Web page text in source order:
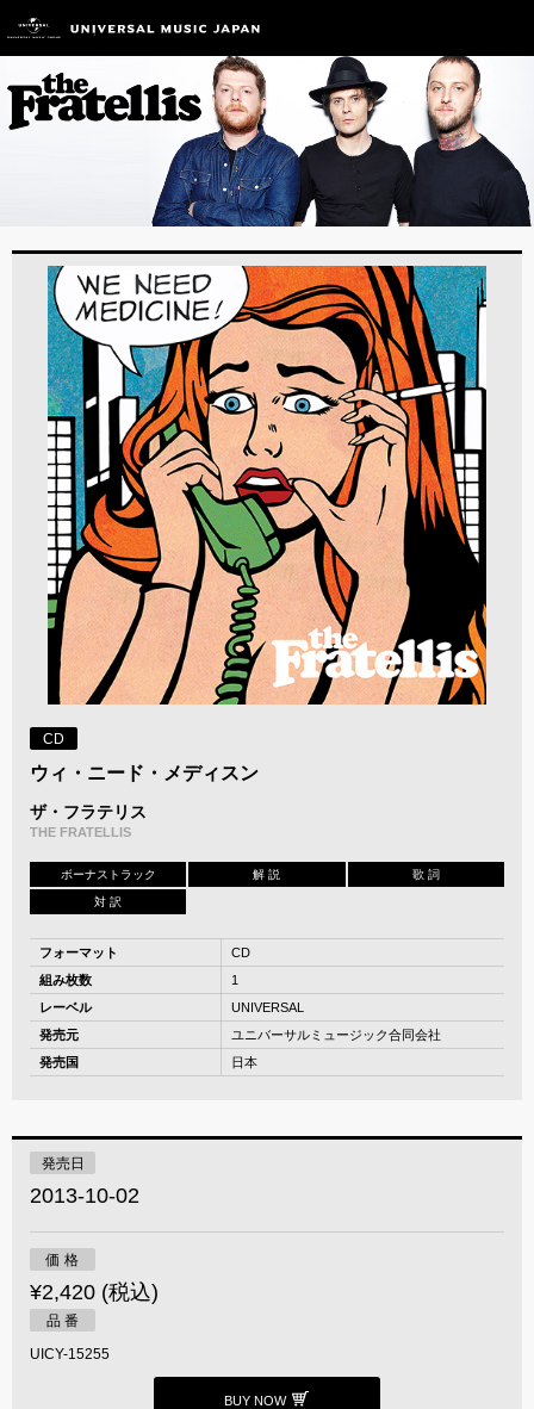
CD
ウィ・ニード・メディスン
ザ・フラテリス
THE FRATELLIS
ボーナストラック 解 説 歌 詞
対 訳
フォーマット
CD
組み枚数
1
レーベル
UNIVERSAL
発売元
ユニバーサルミュージック合同会社
発売国
日本
発売日
2013-10-02
価 格
¥2,420 (税込)
品 番
UICY-15255
BUY NOW